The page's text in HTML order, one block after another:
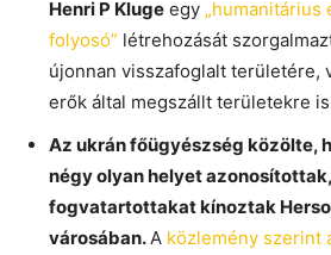
Henri P Kluge egy „humanitárius
folyosó” létrehozását
újonnan visszafoglalt területére,
erők által megszállt területekre
Az ukrán főügyészség közölte,
négy olyan helyet
fogvatartottakat kínoztak
városában.A közlemény szerint